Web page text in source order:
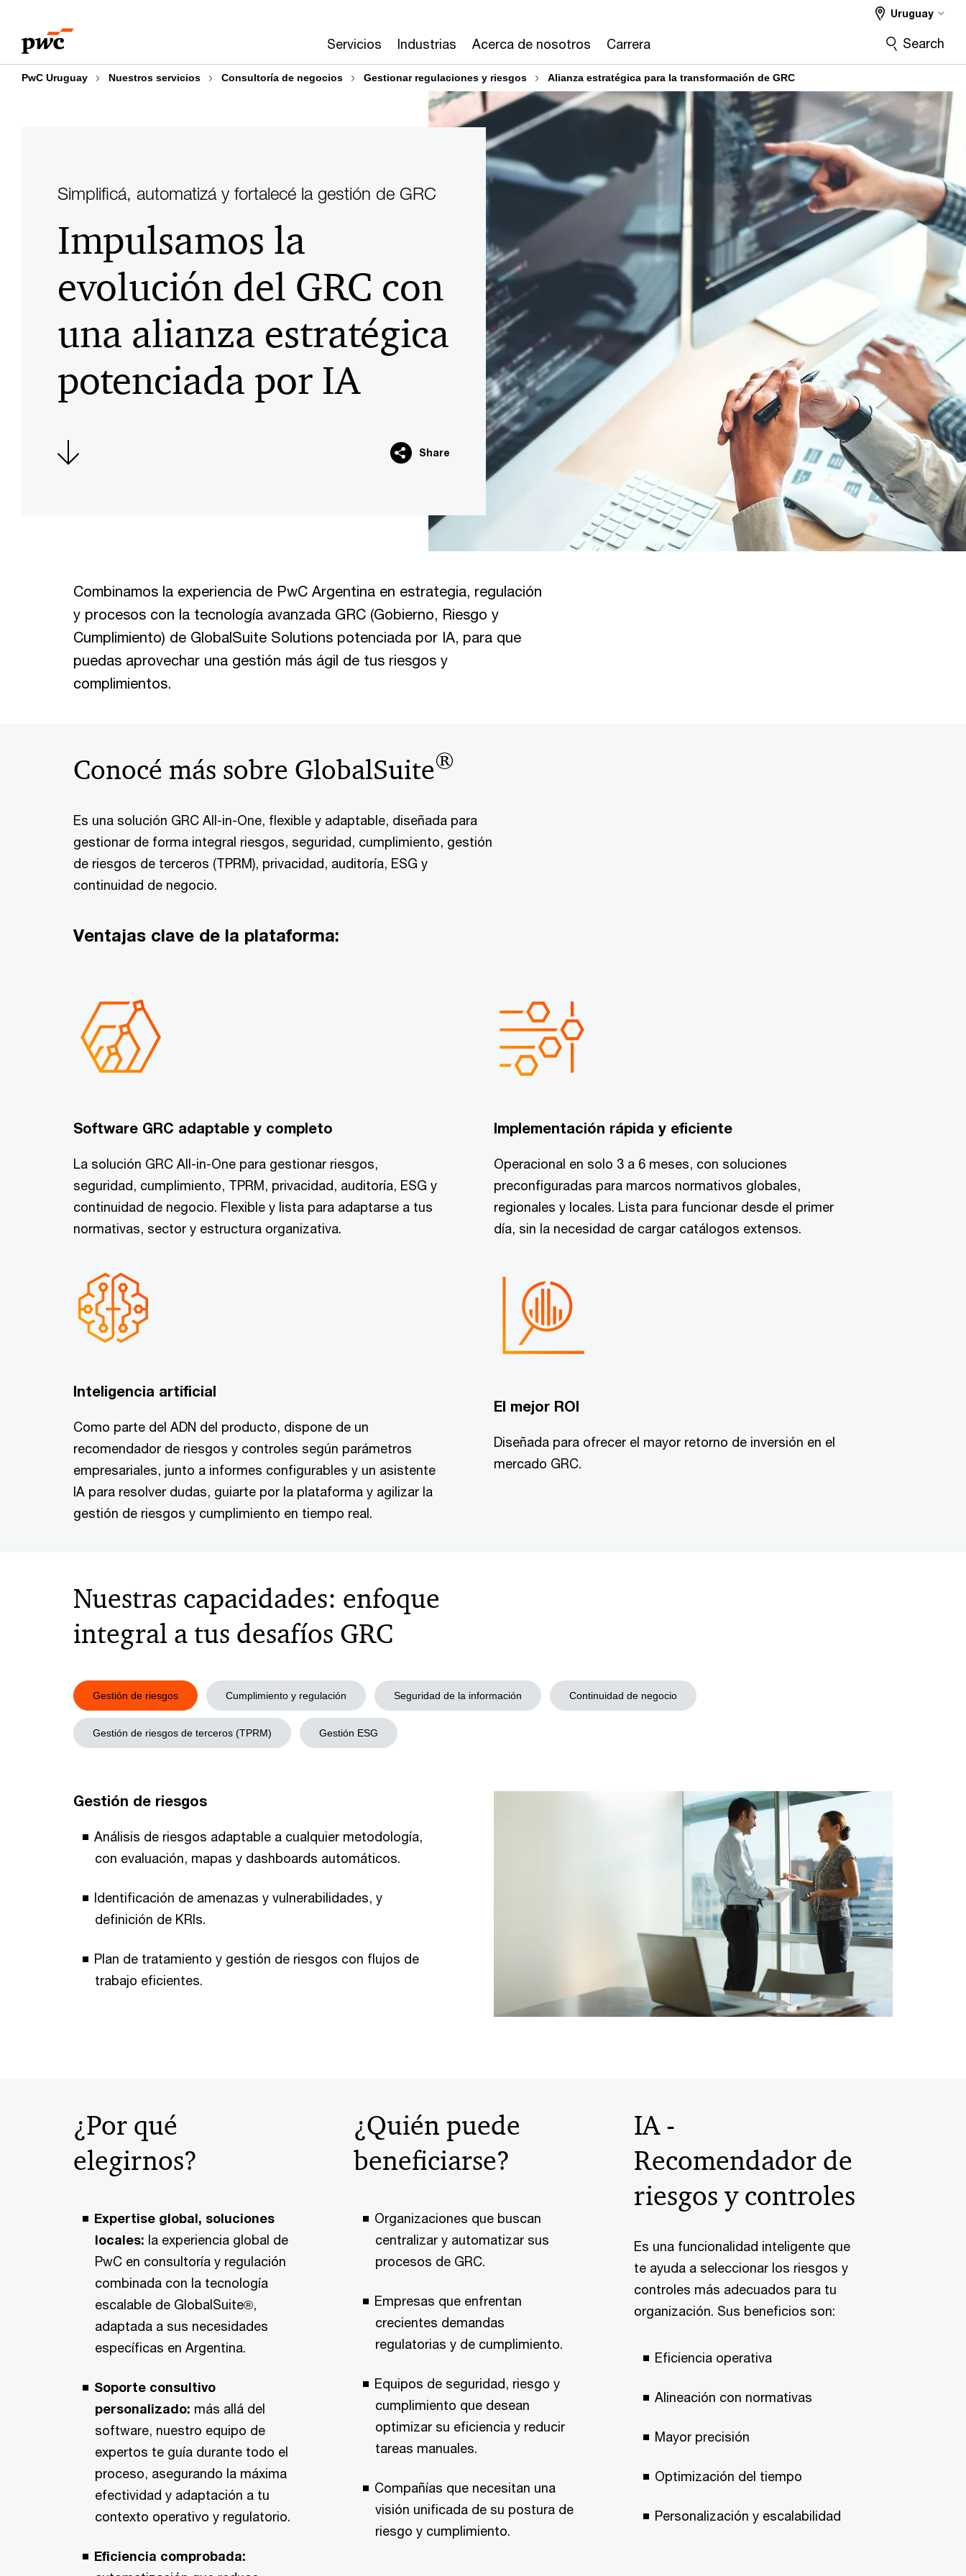
content
footer
Servicios Industrias Acerca de nosotros Carrera
Uruguay
Search
PwC Uruguay Nuestros servicios Consultoría de negocios Gestionar regulaciones y riesgos Alianza estratégica para la transformación de GRC
Impulsamos la
evolución del GRC con
una alianza estratégica
potenciada por IA
Simplificá, automatizá y fortalecé la gestión de GRC
Share
Combinamos la experiencia de PwC Argentina en estrategia, regulación
y procesos con la tecnología avanzada GRC (Gobierno, Riesgo y
Cumplimiento) de GlobalSuite Solutions potenciada por IA, para que
puedas aprovechar una gestión más ágil de tus riesgos y
complimientos.
Conocé más sobre GlobalSuite®
Es una solución GRC All-in-One, flexible y adaptable, diseñada para
gestionar de forma integral riesgos, seguridad, cumplimiento, gestión
de riesgos de terceros (TPRM), privacidad, auditoría, ESG y
continuidad de negocio.
Ventajas clave de la plataforma:
Software GRC adaptable y completo
La solución GRC All-in-One para gestionar riesgos,
seguridad, cumplimiento, TPRM, privacidad, auditoría, ESG y
continuidad de negocio. Flexible y lista para adaptarse a tus
normativas, sector y estructura organizativa.
Implementación rápida y eficiente
Operacional en solo 3 a 6 meses, con soluciones
preconfiguradas para marcos normativos globales,
regionales y locales. Lista para funcionar desde el primer
día, sin la necesidad de cargar catálogos extensos.
Inteligencia artificial
Como parte del ADN del producto, dispone de un
recomendador de riesgos y controles según parámetros
empresariales, junto a informes configurables y un asistente
IA para resolver dudas, guiarte por la plataforma y agilizar la
gestión de riesgos y cumplimiento en tiempo real.
El mejor ROI
Diseñada para ofrecer el mayor retorno de inversión en el
mercado GRC.
Nuestras capacidades: enfoque
integral a tus desafíos GRC
Gestión de riesgos Cumplimiento y regulación Seguridad de la información Continuidad de negocio
Gestión de riesgos de terceros (TPRM) Gestión ESG
Gestión de riesgos
Análisis de riesgos adaptable a cualquier metodología,
con evaluación, mapas y dashboards automáticos.
Identificación de amenazas y vulnerabilidades, y
definición de KRIs.
Plan de tratamiento y gestión de riesgos con flujos de
trabajo eficientes.
¿Por qué
elegirnos?
Expertise global, soluciones
locales: la experiencia global de
PwC en consultoría y regulación
combinada con la tecnología
escalable de GlobalSuite®,
adaptada a sus necesidades
específicas en Argentina.
Soporte consultivo
personalizado: más allá del
software, nuestro equipo de
expertos te guía durante todo el
proceso, asegurando la máxima
efectividad y adaptación a tu
contexto operativo y regulatorio.
Eficiencia comprobada:
¿Quién puede
beneficiarse?
Organizaciones que buscan
centralizar y automatizar sus
procesos de GRC.
Empresas que enfrentan
crecientes demandas
regulatorias y de cumplimiento.
Equipos de seguridad, riesgo y
cumplimiento que desean
optimizar su eficiencia y reducir
tareas manuales.
Compañías que necesitan una
visión unificada de su postura de
riesgo y cumplimiento.
IA -
Recomendador de
riesgos y controles
Es una funcionalidad inteligente que
te ayuda a seleccionar los riesgos y
controles más adecuados para tu
organización. Sus beneficios son:
Eficiencia operativa
Alineación con normativas
Mayor precisión
Optimización del tiempo
Personalización y escalabilidad